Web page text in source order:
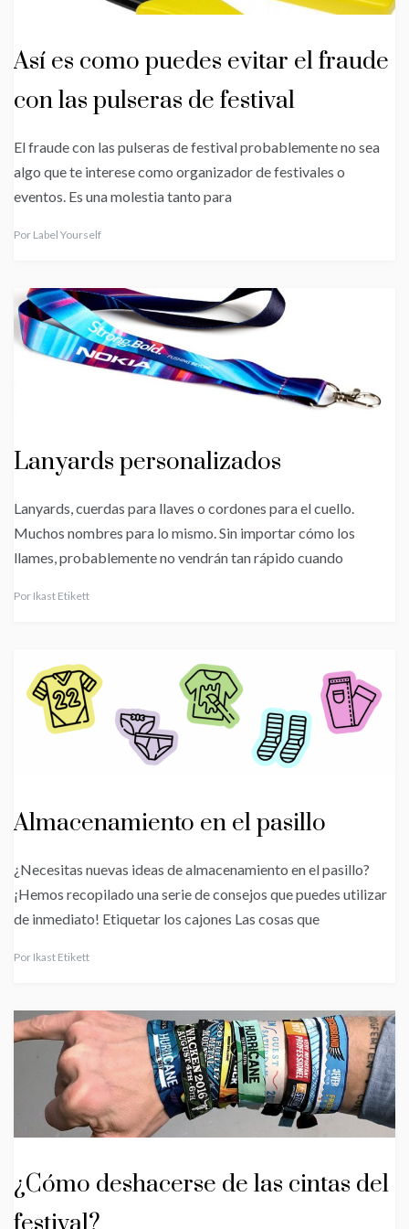
Así es como puedes evitar el fraude
con las pulseras de festival
El fraude con las pulseras de festival probablemente no sea
algo que te interese como organizador de festivales o
eventos. Es una molestia tanto para
Por Label Yourself
Lanyards personalizados
Lanyards, cuerdas para llaves o cordones para el cuello.
Muchos nombres para lo mismo. Sin importar cómo los
llames, probablemente no vendrán tan rápido cuando
Por Ikast Etikett
Almacenamiento en el pasillo
¿Necesitas nuevas ideas de almacenamiento en el pasillo?
¡Hemos recopilado una serie de consejos que puedes utilizar
de inmediato! Etiquetar los cajones Las cosas que
Por Ikast Etikett
¿Cómo deshacerse de las cintas del